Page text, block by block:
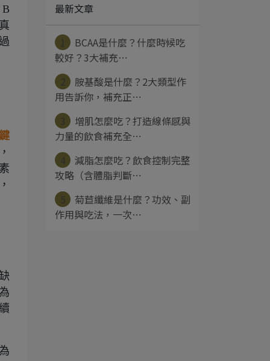
最新文章
BCAA是什麼？什麼時候吃
較好？3大補充⋯
胺基酸是什麼？2大類型作
用告訴你，補充正⋯
增肌怎麼吃？打造線條感與
力量的飲食補充全⋯
減脂怎麼吃？飲食控制完整
攻略（含體脂判斷⋯
菊苣纖維是什麼？功效、副
作用與吃法，一次⋯